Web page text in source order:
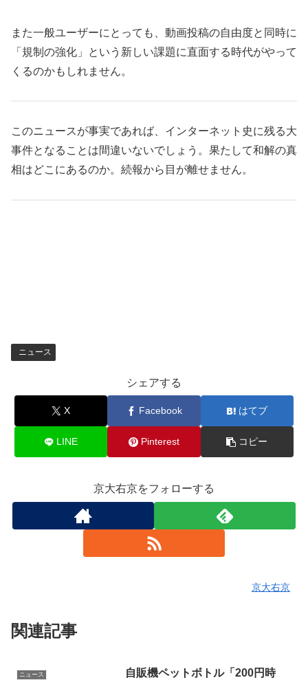
また一般ユーザーにとっても、動画投稿の自由度と同時に
「規制の強化」という新しい課題に直面する時代がやって
くるのかもしれません。
このニュースが事実であれば、インターネット史に残る大
事件となることは間違いないでしょう。果たして和解の真
相はどこにあるのか。続報から目が離せません。
ニュース
シェアする
X Facebook はてブ
LINE Pinterest コピー
京大右京をフォローする
京大右京
関連記事
ニュース
自販機ペットボトル「200円時